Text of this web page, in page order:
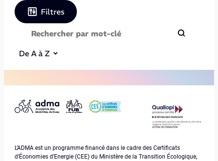
Filtres
De A à Z
L’ADMA est un programme financé dans le cadre des Certificats
d’Économies d’Energie (CEE) du Ministère de la Transition Écologique,